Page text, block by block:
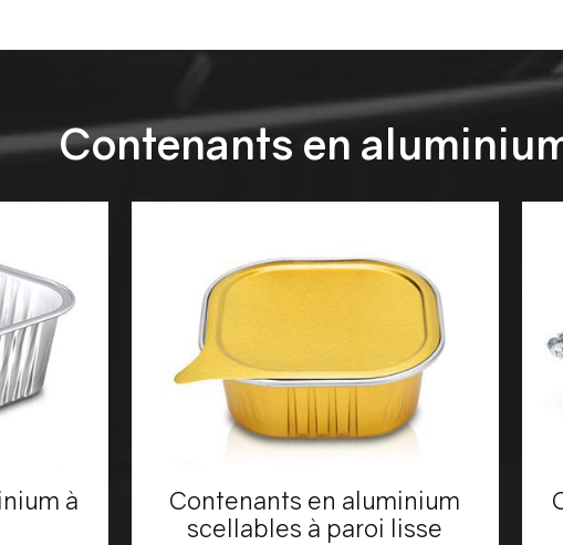
Contenants en
à
Contenants en aluminium
scellables à paroi lisse